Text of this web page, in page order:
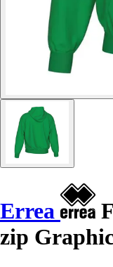
Errea
zip